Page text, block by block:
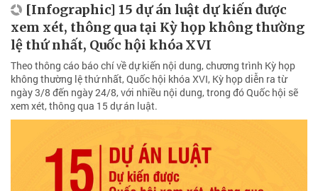
[Infographic] 15 dự án luật dự kiến được
xem xét, thông qua tại Kỳ họp không thường
lệ thứ nhất, Quốc hội khóa XVI
Theo thông cáo báo chí về dự kiến nội dung, chương trình Kỳ họp
không thường lệ thứ nhất, Quốc hội khóa XVI, Kỳ họp diễn ra từ
ngày 3/8 đến ngày 24/8, với nhiều nội dung, trong đó Quốc hội sẽ
xem xét, thông qua 15 dự án luật.